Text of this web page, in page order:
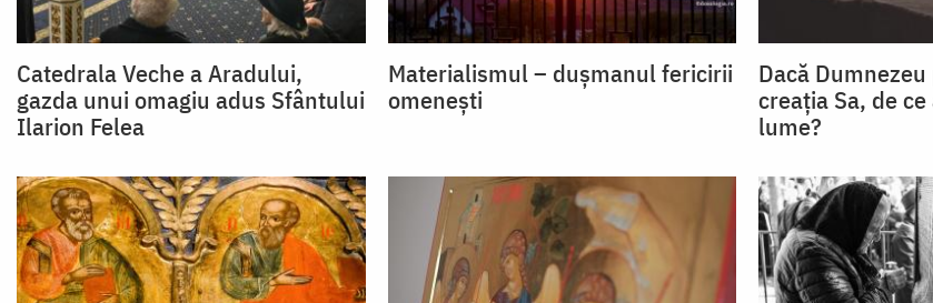
Catedrala Veche a Aradului,
gazda unui omagiu adus Sfântului
Ilarion Felea
Materialismul – dușmanul fericirii
omenești
Dacă
creația Sa, de
lume?